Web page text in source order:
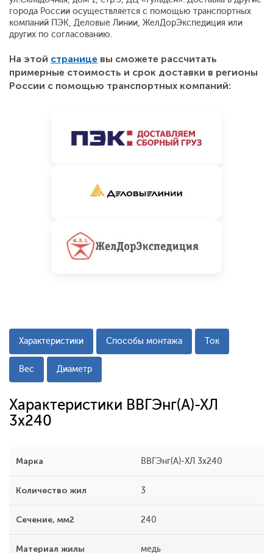
города России осуществляется с помощью транспортных
компаний ПЭК, Деловые Линии, ЖелДорЭкспедиция или
других по согласованию.
На этой странице вы сможете рассчитать
примерные стоимость и срок доставки в регионы
России с помощью транспортных компаний:
Характеристики Способы монтажа Ток
Вес Диаметр
Характеристики ВВГЭнг(А)-ХЛ
3x240
Марка ВВГЭнг(А)-ХЛ 3x240
Количество жил 3
Сечение, мм2 240
Материал жилы медь